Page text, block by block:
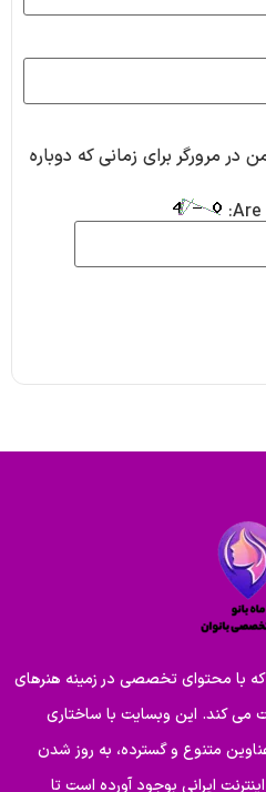
مرورگر برای زمانی که دوباره
Are
که با محتوای تخصصی در زمینه هنرهای
می کند. این وبسایت با ساختاری
متنوع و گسترده، به روز شدن
ایرانی بوجود آورده است تا